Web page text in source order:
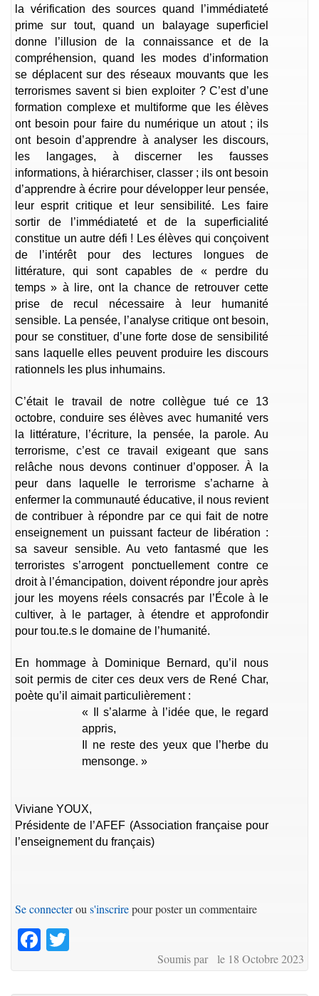
la vérification des sources quand l’immédiateté
prime sur tout, quand un balayage superficiel
donne l’illusion de la connaissance et de la
compréhension, quand les modes d’information
se déplacent sur des réseaux mouvants que les
terrorismes savent si bien exploiter ? C’est d’une
formation complexe et multiforme que les élèves
ont besoin pour faire du numérique un atout ; ils
ont besoin d’apprendre à analyser les discours,
les langages, à discerner les fausses
informations, à hiérarchiser, classer ; ils ont besoin
d’apprendre à écrire pour développer leur pensée,
leur esprit critique et leur sensibilité. Les faire
sortir de l’immédiateté et de la superficialité
constitue un autre défi ! Les élèves qui conçoivent
de l’intérêt pour des lectures longues de
littérature, qui sont capables de « perdre du
temps » à lire, ont la chance de retrouver cette
prise de recul nécessaire à leur humanité
sensible. La pensée, l’analyse critique ont besoin,
pour se constituer, d’une forte dose de sensibilité
sans laquelle elles peuvent produire les discours
rationnels les plus inhumains.
C’était le travail de notre collègue tué ce 13
octobre, conduire ses élèves avec humanité vers
la littérature, l’écriture, la pensée, la parole. Au
terrorisme, c’est ce travail exigeant que sans
relâche nous devons continuer d’opposer. À la
peur dans laquelle le terrorisme s’acharne à
enfermer la communauté éducative, il nous revient
de contribuer à répondre par ce qui fait de notre
enseignement un puissant facteur de libération :
sa saveur sensible. Au veto fantasmé que les
terroristes s’arrogent ponctuellement contre ce
droit à l’émancipation, doivent répondre jour après
jour les moyens réels consacrés par l’École à le
cultiver, à le partager, à étendre et approfondir
pour tou.te.s le domaine de l’humanité.
En hommage à Dominique Bernard, qu’il nous
soit permis de citer ces deux vers de René Char,
poète qu’il aimait particulièrement :
« Il s’alarme à l’idée que, le regard
appris,
Il ne reste des yeux que l’herbe du
mensonge. »
Viviane YOUX,
Présidente de l’AFEF (Association française pour
l’enseignement du français)
Se connecterou s'inscrirepour poster un commentaire
Facebook
Soumis par le 18 Octobre 2023